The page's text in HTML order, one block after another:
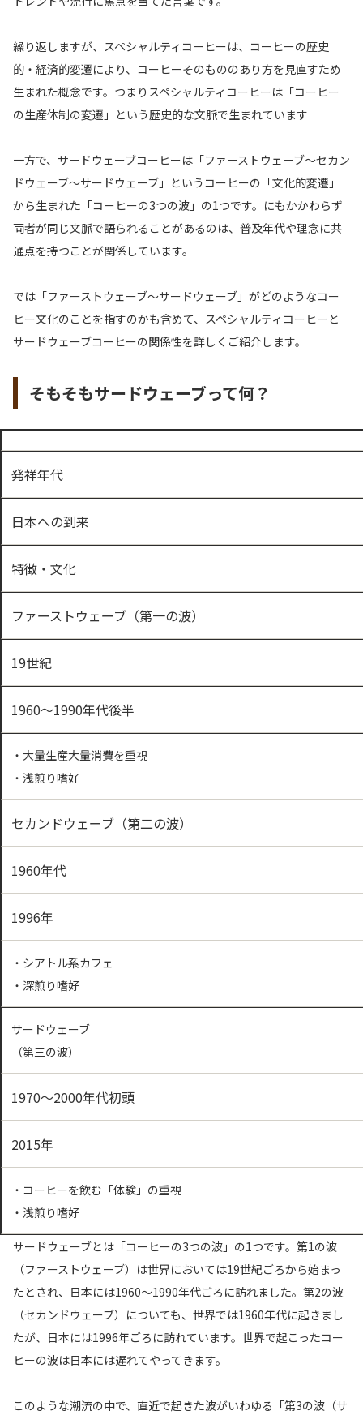
繰り返しますが、スペシャルティコーヒーは、コーヒーの歴史
的・経済的変遷により、コーヒーそのもののあり方を見直すため
生まれた概念です。つまりスペシャルティコーヒーは「コーヒー
の生産体制の変遷」という歴史的な文脈で生まれています
一方で、サードウェーブコーヒーは「ファーストウェーブ～セカン
ドウェーブ～サードウェーブ」というコーヒーの「文化的変遷」
から生まれた「コーヒーの3つの波」の1つです。にもかかわらず
両者が同じ文脈で語られることがあるのは、普及年代や理念に共
通点を持つことが関係しています。
では「ファーストウェーブ～サードウェーブ」がどのようなコー
ヒー文化のことを指すのかも含めて、スペシャルティコーヒーと
サードウェーブコーヒーの関係性を詳しくご紹介します。
そもそもサードウェーブって何？
発祥年代
日本への到来
特徴・文化
ファーストウェーブ（第一の波）
19世紀
1960～1990年代後半
・大量生産大量消費を重視
・浅煎り嗜好
セカンドウェーブ（第二の波）
1960年代
1996年
・シアトル系カフェ
・深煎り嗜好
サードウェーブ
（第三の波）
1970～2000年代初頭
2015年
・コーヒーを飲む「体験」の重視
・浅煎り嗜好
サードウェーブとは「コーヒーの3つの波」の1つです。第1の波
（ファーストウェーブ）は世界においては19世紀ごろから始まっ
たとされ、日本には1960～1990年代ごろに訪れました。第2の波
（セカンドウェーブ）についても、世界では1960年代に起きまし
たが、日本には1996年ごろに訪れています。世界で起こったコー
ヒーの波は日本には遅れてやってきます。
このような潮流の中で、直近で起きた波がいわゆる「第3の波（サ